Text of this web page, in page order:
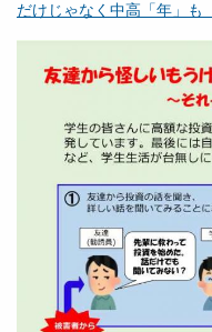
だけじゃなく中高「年」も